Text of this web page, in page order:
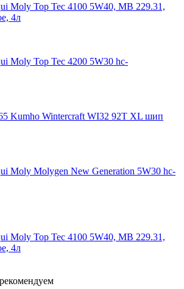
Moly Top Tec 4100 5W40, MB 229.31,
4л
Moly Top Tec 4200 5W30 hc-
Kumho Wintercraft WI32 92T XL шип
Moly Molygen New Generation 5W30 hc-
Moly Top Tec 4100 5W40, MB 229.31,
4л